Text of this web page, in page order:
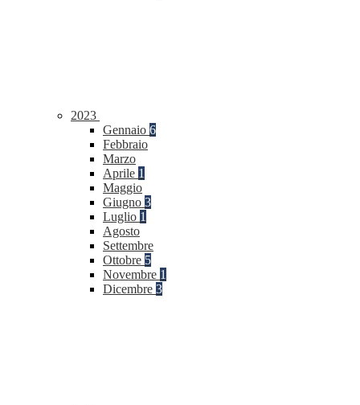
2023
Gennaio 6
Febbraio
Marzo
Aprile 1
Maggio
Giugno 3
Luglio 1
Agosto
Settembre
Ottobre 5
Novembre 1
Dicembre 3